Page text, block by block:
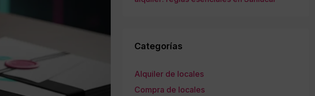
Categorías
Alquiler de locales
Compra de locales